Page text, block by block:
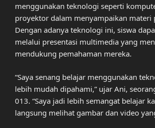
menggunakan teknologi seperti
proyektor dalam menyampaikan materi
Dengan adanya teknologi ini, siswa
melalui presentasi multimedia yang
mendukung pemahaman mereka.
“Saya senang belajar menggunakan
lebih mudah dipahami,” ujar Ani,
013. “Saya jadi lebih semangat belajar
langsung melihat gambar dan video